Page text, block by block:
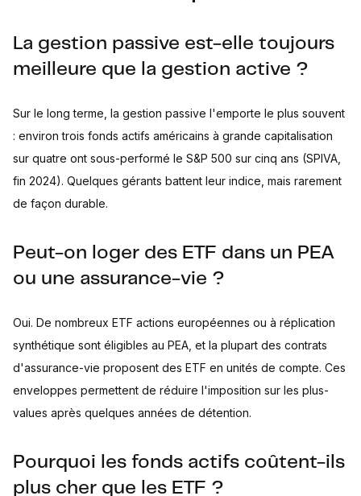
La gestion passive est-elle toujours
meilleure que la gestion active ?
Sur le long terme, la gestion passive l'emporte le plus souvent
: environ trois fonds actifs américains à grande capitalisation
sur quatre ont sous-performé le S&P 500 sur cinq ans (SPIVA,
fin 2024). Quelques gérants battent leur indice, mais rarement
de façon durable.
Peut-on loger des ETF dans un PEA
ou une assurance-vie ?
Oui. De nombreux ETF actions européennes ou à réplication
synthétique sont éligibles au PEA, et la plupart des contrats
d'assurance-vie proposent des ETF en unités de compte. Ces
enveloppes permettent de réduire l'imposition sur les plus-
values après quelques années de détention.
Pourquoi les fonds actifs coûtent-ils
plus cher que les ETF ?